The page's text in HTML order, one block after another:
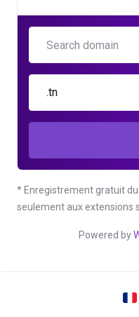
.tn
* Enregistrement gratuit
seulement aux extensions
Powered by